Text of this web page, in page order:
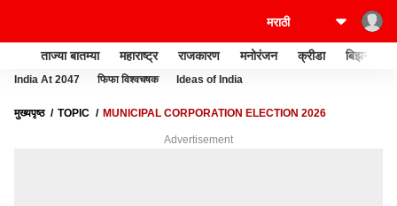
ताज्या बातम्या महाराष्ट्र राजकारण मनोरंजन क्रीडा बिझनेस
India At 2047 फिफा विश्वचषक Ideas of India
मुख्यपृष्ठ TOPIC MUNICIPAL CORPORATION ELECTION 2026
Advertisement